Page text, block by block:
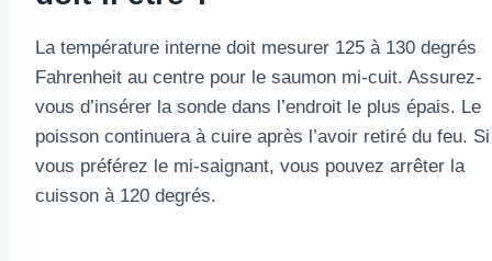
La température interne doit mesurer 125 à 130 degrés
Fahrenheit au centre pour le saumon mi-cuit. Assurez-
vous d’insérer la sonde dans l’endroit le plus épais. Le
poisson continuera à cuire après l’avoir retiré du feu. Si
vous préférez le mi-saignant, vous pouvez arrêter la
cuisson à 120 degrés.